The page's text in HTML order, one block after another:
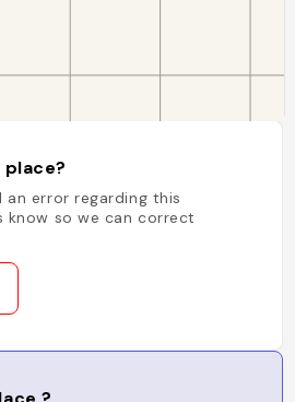
error regarding this
know so we can correct